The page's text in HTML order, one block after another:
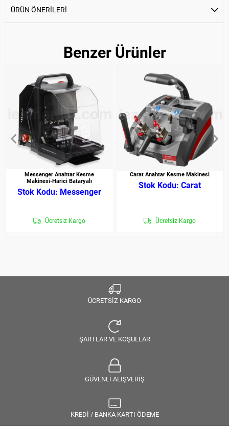
ÜRÜN ÖNERILERI
Benzer Ürünler
Messenger Anahtar Kesme
Makinesi-Harici Bataryalı
Messenger
Ücretsiz Kargo
Carat Anahtar Kesme Makinesi
Carat
Ücretsiz Kargo
ÜCRETSİZ KARGO
ŞARTLAR VE KOŞULLAR
GÜVENLİ ALIŞVERİŞ
KREDİ / BANKA KARTI ÖDEME